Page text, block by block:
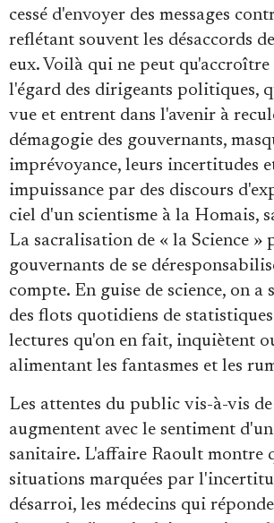
cessé d'envoyer des messages
reflétant souvent les désaccords
eux. Voilà qui ne peut qu'accroître
l'égard des dirigeants politiques,
vue et entrent dans l'avenir à
démagogie des gouvernants,
imprévoyance, leurs incertitudes
impuissance par des discours
ciel d'un scientisme à la Homais,
La sacralisation de « la Science »
gouvernants de se
compte. En guise de science, on
des flots quotidiens de
lectures qu'on en fait, inquiètent
alimentant les fantasmes et les
Les attentes du public vis-à-vis
augmentent avec le sentiment
sanitaire. L'affaire Raoult montre
situations marquées par
désarroi, les médecins qui